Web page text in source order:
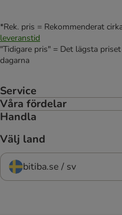
*Rek. pris = Rekommenderat
leveranstid
"Tidigare pris" = Det lägsta
dagarna
Service
Våra fördelar
Handla
Välj land
bitiba.se / sv